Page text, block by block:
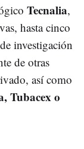
Tecnalia,
hasta cinco
investigación
de otras
así como
Tubacex o